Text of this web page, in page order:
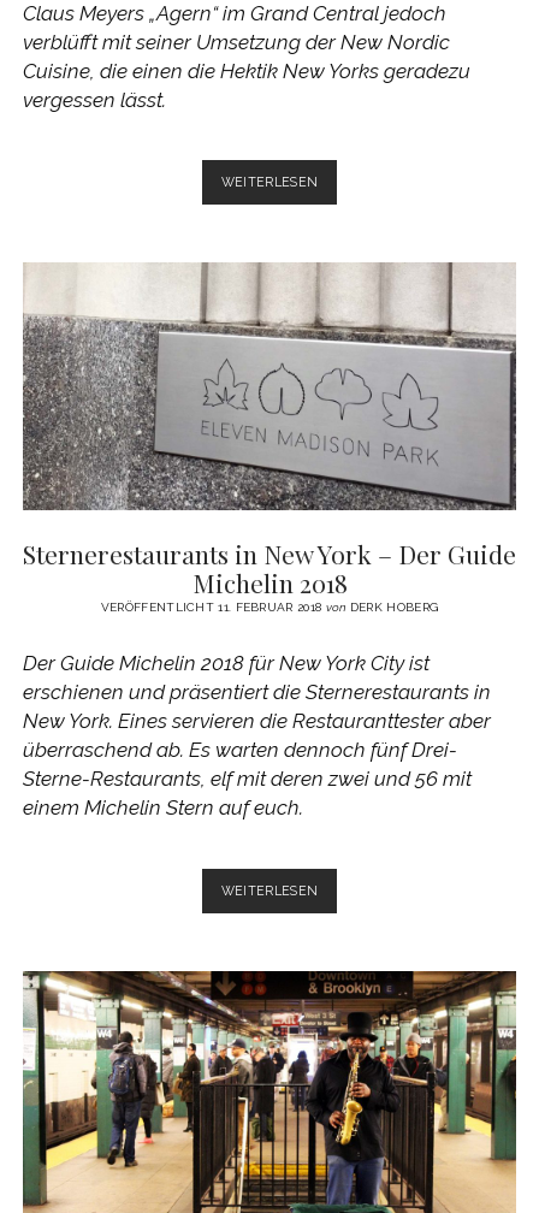
Claus Meyers „Agern“ im Grand Central jedoch
verblüfft mit seiner Umsetzung der New Nordic
Cuisine, die einen die Hektik New Yorks geradezu
vergessen lässt.
WEITERLESEN
AGERN
Sternerestaurants in New York – Der Guide
Michelin 2018
VERÖFFENTLICHT 11. FEBRUAR 2018 von DERK HOBERG
Der Guide Michelin 2018 für New York City ist
erschienen und präsentiert die Sternerestaurants in
New York. Eines servieren die Restauranttester aber
überraschend ab. Es warten dennoch fünf Drei-
Sterne-Restaurants, elf mit deren zwei und 56 mit
einem Michelin Stern auf euch.
WEITERLESEN
IN
–
DER
GUIDE
MICHELIN
2018